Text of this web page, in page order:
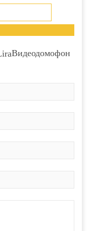
Видеодомофон